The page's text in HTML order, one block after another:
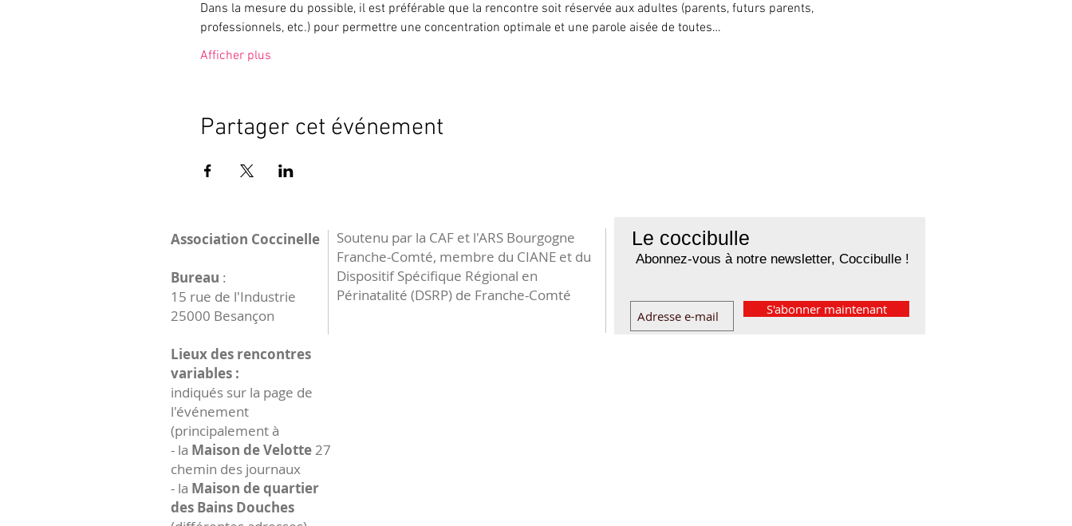
Dans la mesure du possible, il est préférable que la rencontre soit réservée aux adultes (parents, futurs parents,
professionnels, etc.) pour permettre une concentration optimale et une parole aisée de toutes…
Afficher plus
Partager cet événement
Le coccibulle
Abonnez-vous à notre newsletter, Coccibulle !
S'abonner maintenant
Association Coccinelle
Bureau :
15 rue de l'Industrie
25000 Besançon
Lieux des rencontres
variables :
indiqués sur la page de
l'événement
(principalement à
- la Maison de Velotte27
chemin des journaux
- la Maison de quartier
des Bains Douches
Soutenu par la CAF et l'ARS Bourgogne
Franche-Comté, membre du CIANE et du
Dispositif Spécifique Régional en
Périnatalité (DSRP) de Franche-Comté